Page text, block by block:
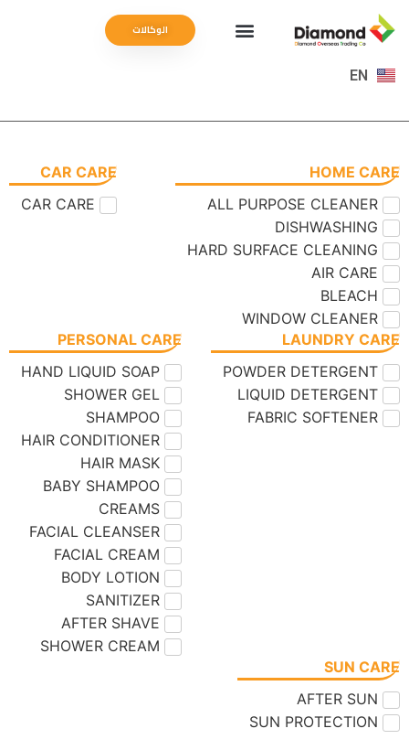
الوكالات
EN
HOME CARE
ALL PURPOSE CLEANER
DISHWASHING
HARD SURFACE CLEANING
AIR CARE
BLEACH
WINDOW CLEANER
CAR CARE
CAR CARE
LAUNDRY CARE
POWDER DETERGENT
LIQUID DETERGENT
FABRIC SOFTENER
PERSONAL CARE
HAND LIQUID SOAP
SHOWER GEL
SHAMPOO
HAIR CONDITIONER
HAIR MASK
BABY SHAMPOO
CREAMS
FACIAL CLEANSER
FACIAL CREAM
BODY LOTION
SANITIZER
AFTER SHAVE
SHOWER CREAM
SUN CARE
AFTER SUN
SUN PROTECTION